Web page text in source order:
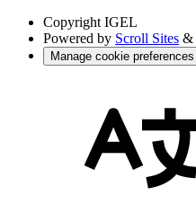
Copyright IGEL
Powered by Scroll Sites &
Manage cookie preferences